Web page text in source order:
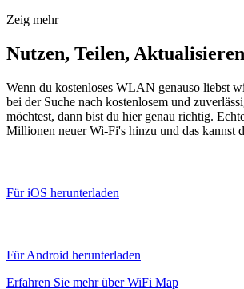
Zeig mehr
Nutzen, Teilen, Aktualisieren
Wenn du kostenloses WLAN genauso liebst
bei der Suche nach kostenlosem und
möchtest, dann bist du hier genau richtig.
Millionen neuer Wi-Fi's hinzu und das kannst
Für iOS herunterladen
Für Android herunterladen
Erfahren Sie mehr über WiFi Map